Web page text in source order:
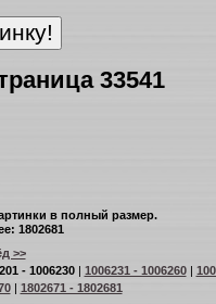
33541
в полный размер.
1802681
>>
- 1006230| 1006231 - 1006260|
| 1802671 - 1802681